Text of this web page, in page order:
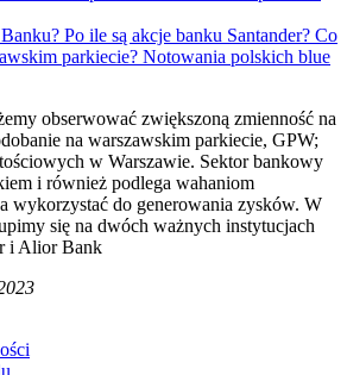
Po ile są akcje banku Santander? Co
parkiecie? Notowania polskich blue
obserwować zwiększoną zmienność na
na warszawskim parkiecie, GPW;
w Warszawie. Sektor bankowy
i również podlega wahaniom
wykorzystać do generowania zysków. W
się na dwóch ważnych instytucjach
i Alior Bank